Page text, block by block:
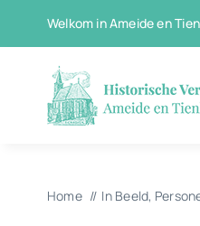
Welkom in Ameide en
Home In Beeld